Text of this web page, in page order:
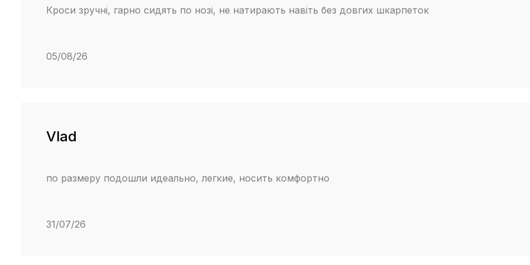
Кроси зручні, гарно сидять по нозі, не натирають навіть без довгих шкарпеток
05/08/26
Vlad
по размеру подошли идеально, легкие, носить комфортно
31/07/26